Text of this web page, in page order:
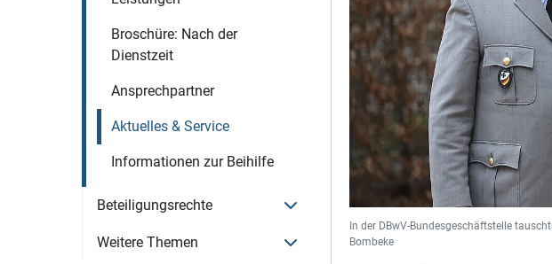
Broschüre: Nach der
Dienstzeit
Ansprechpartner
Aktuelles & Service
Informationen zur Beihilfe
Beteiligungsrechte Menü öffnen
Weitere Themen Menü öffnen
In der DBwV-Bundesgeschäftstelle
Bombeke